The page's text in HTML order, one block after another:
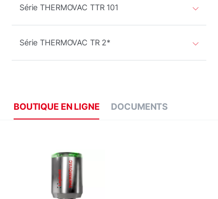
Série THERMOVAC TTR 101
Série THERMOVAC TR 2*
BOUTIQUE EN LIGNE DOCUMENTS